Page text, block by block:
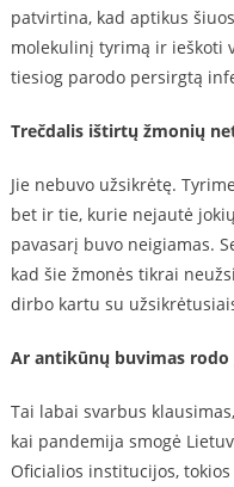
patvirtina, kad aptikus
molekulinį tyrimą ir ieškoti
tiesiog parodo persirgtą
Trečdalis ištirtų žmonių
Jie nebuvo užsikrėtę.
bet ir tie, kurie nejautė
pavasarį buvo neigiamas.
kad šie žmonės tikrai
dirbo kartu su
Ar antikūnų buvimas
Tai labai svarbus
kai pandemija smogė
Oficialios institucijos,